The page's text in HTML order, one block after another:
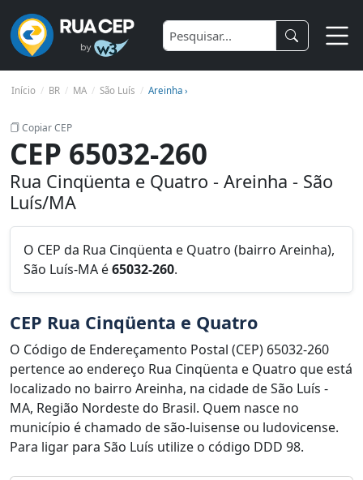
Início BR MA São Luís Areinha ›
Copiar CEP
CEP 65032-260
Rua Cinqüenta e Quatro - Areinha - São
Luís/MA
O CEP da Rua Cinqüenta e Quatro (bairro Areinha),
São Luís-MA é65032-260.
CEP Rua Cinqüenta e Quatro
O Código de Endereçamento Postal (CEP) 65032-260
pertence ao endereço Rua Cinqüenta e Quatro que está
localizado no bairro Areinha, na cidade de São Luís -
MA, Região Nordeste do Brasil. Quem nasce no
município é chamado de são-luisense ou ludovicense.
Para ligar para São Luís utilize o código DDD 98.